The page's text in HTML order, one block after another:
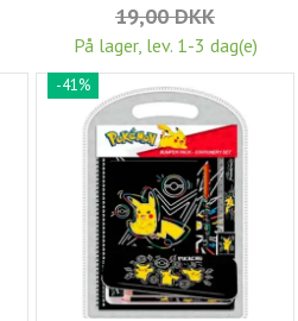
19,00 DKK
På lager, lev. 1-3 dag(e)
-41%